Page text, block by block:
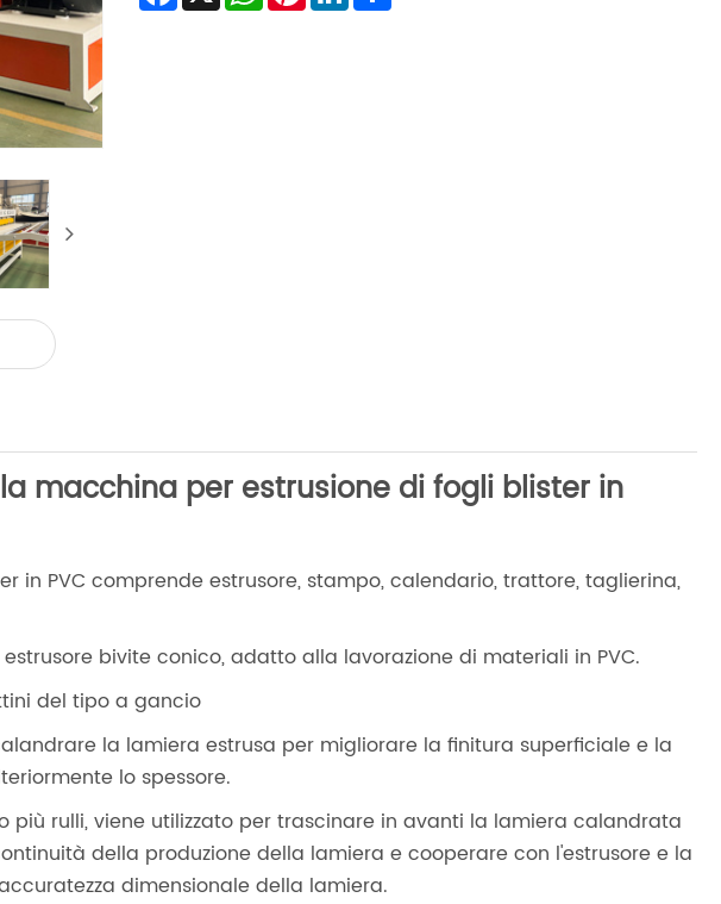
macchina per estrusione di fogli blister in
in PVC comprende estrusore, stampo, calendario, trattore, taglierina,
bivite conico, adatto alla lavorazione di materiali in PVC.
del tipo a gancio
la lamiera estrusa per migliorare la finitura superficiale e la
lo spessore.
più rulli, viene utilizzato per trascinare in avanti la lamiera calandrata
della produzione della lamiera e cooperare con l'estrusore e la
dimensionale della lamiera.